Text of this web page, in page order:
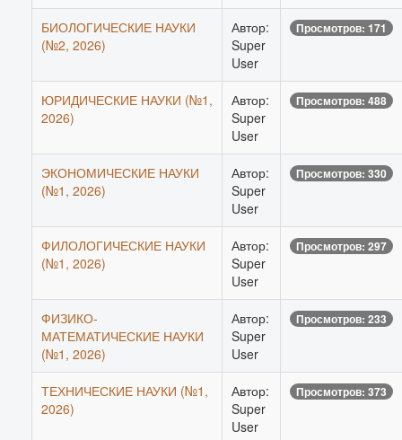
БИОЛОГИЧЕСКИЕ НАУКИ
(№2, 2026)
Автор:
Super
User
Просмотров: 171
ЮРИДИЧЕСКИЕ НАУКИ (№1,
2026)
Автор:
Super
User
Просмотров: 488
ЭКОНОМИЧЕСКИЕ НАУКИ
(№1, 2026)
Автор:
Super
User
Просмотров: 330
ФИЛОЛОГИЧЕСКИЕ НАУКИ
(№1, 2026)
Автор:
Super
User
Просмотров: 297
ФИЗИКО-
МАТЕМАТИЧЕСКИЕ НАУКИ
(№1, 2026)
Автор:
Super
User
Просмотров: 233
ТЕХНИЧЕСКИЕ НАУКИ (№1,
2026)
Автор:
Super
User
Просмотров: 373